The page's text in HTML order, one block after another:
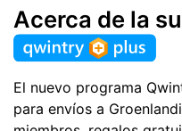
Acerca de la
El nuevo programa
para envíos a